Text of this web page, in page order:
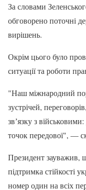
За словами
обговорено поточні
вирішень.
Окрім цього було
ситуації та роботи
"Наш міжнародний
зустрічей,
звʼязку з
точок передової", —
Президент зауважив,
підтримка стійкості
номер один на всіх